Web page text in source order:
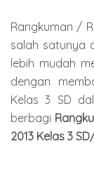
Rangkuman /
salah satunya
lebih mudah
dengan
Kelas 3 SD
berbagi
2013 Kelas 3